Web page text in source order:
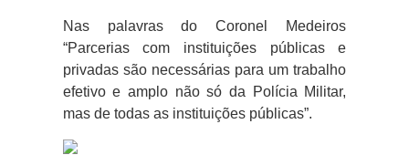
Nas palavras do Coronel Medeiros
“Parcerias com instituições públicas e
privadas são necessárias para um trabalho
efetivo e amplo não só da Polícia Militar,
mas de todas as instituições públicas”.